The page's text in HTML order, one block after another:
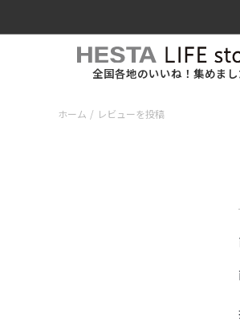
全国各地のいいね！集めまし
ホーム / レビューを投稿